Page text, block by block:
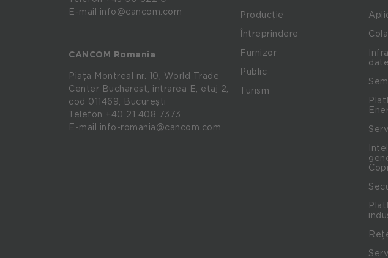
E-mail info@cancom.com
CANCOM Romania
Piața Montreal nr. 10, World Trade
Center Bucharest, intrarea E, etaj 2,
cod 011469, București
Telefon +40 21 408 7373
E-mail info-romania@cancom.com
Producție
Întreprindere
Furnizor
Public
Turism
date